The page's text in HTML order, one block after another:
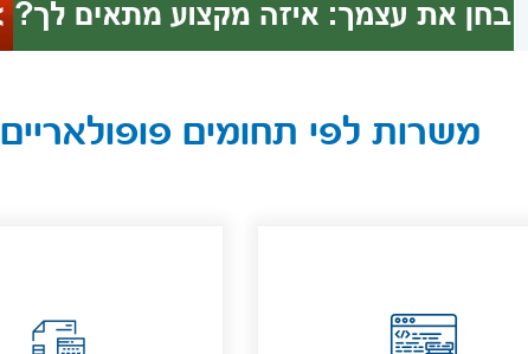
משרות לפי תחומים פופולאריים